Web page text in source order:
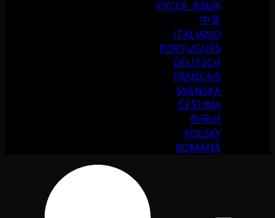
РУССК. ЯЗЫК
中文
ITALIANO
PORTUGUÉS
DEUTSCH
FRANÇAIS
SVENSKA
ČEŠTINA
한국어
POLSKY
ROMÂNĂ